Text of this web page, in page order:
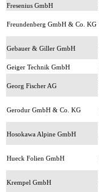
Fresenius GmbH
Freundenberg GmbH & Co. KG
Gebauer & Giller GmbH
Geiger Technik GmbH
Georg Fischer AG
Gerodur GmbH & Co. KG
Hosokawa Alpine GmbH
Hueck Folien GmbH
Krempel GmbH